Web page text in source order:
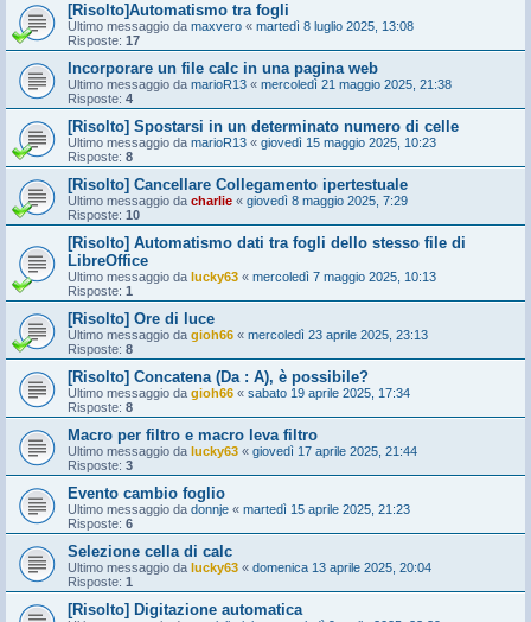
[Risolto]Automatismo tra fogli
Ultimo messaggio da maxvero « martedì 8 luglio 2025, 13:08
Risposte: 17
Incorporare un file calc in una pagina web
Ultimo messaggio da marioR13 « mercoledì 21 maggio 2025, 21:38
Risposte: 4
[Risolto] Spostarsi in un determinato numero di celle
Ultimo messaggio da marioR13 « giovedì 15 maggio 2025, 10:23
Risposte: 8
[Risolto] Cancellare Collegamento ipertestuale
Ultimo messaggio da charlie « giovedì 8 maggio 2025, 7:29
Risposte: 10
[Risolto] Automatismo dati tra fogli dello stesso file di
LibreOffice
Ultimo messaggio da lucky63 « mercoledì 7 maggio 2025, 10:13
Risposte: 1
[Risolto] Ore di luce
Ultimo messaggio da gioh66 « mercoledì 23 aprile 2025, 23:13
Risposte: 8
[Risolto] Concatena (Da : A), è possibile?
Ultimo messaggio da gioh66 « sabato 19 aprile 2025, 17:34
Risposte: 8
Macro per filtro e macro leva filtro
Ultimo messaggio da lucky63 « giovedì 17 aprile 2025, 21:44
Risposte: 3
Evento cambio foglio
Ultimo messaggio da donnje « martedì 15 aprile 2025, 21:23
Risposte: 6
Selezione cella di calc
Ultimo messaggio da lucky63 « domenica 13 aprile 2025, 20:04
Risposte: 1
[Risolto] Digitazione automatica